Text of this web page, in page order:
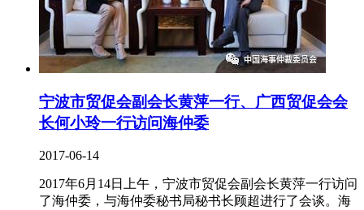
宁波市贸促会副会长黄萍一行、广西贸促会会
长何小玲一行访问海仲委
2017-06-14
2017年6月14日上午，宁波市贸促会副会长黄萍一行访问
了海仲委，与海仲委秘书局秘书长顾超进行了会谈。海